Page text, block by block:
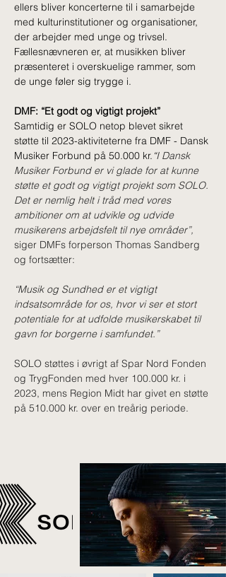
Previous news Next news
ellers bliver koncerterne til i samarbejde
med kulturinstitutioner og organisationer,
der arbejder med unge og trivsel.
Fællesnævneren er, at musikken bliver
præsenteret i overskuelige rammer, som
de unge føler sig trygge i.
DMF: “Et godt og vigtigt projekt”
Samtidig er SOLO netop blevet sikret
støtte til 2023-aktiviteterne fra DMF - Dansk
Musiker Forbund på 50.000 kr. “I Dansk
Musiker Forbund er vi glade for at kunne
støtte et godt og vigtigt projekt som SOLO.
Det er nemlig helt i tråd med vores
ambitioner om at udvikle og udvide
musikerens arbejdsfelt til nye områder”,
siger DMFs forperson Thomas Sandberg
og fortsætter:
“Musik og Sundhed er et vigtigt
indsatsområde for os, hvor vi ser et stort
potentiale for at udfolde musikerskabet til
gavn for borgerne i samfundet.”
SOLO støttes i øvrigt af Spar Nord Fonden
og TrygFonden med hver 100.000 kr. i
2023, mens Region Midt har givet en støtte
på 510.000 kr. over en treårig periode.